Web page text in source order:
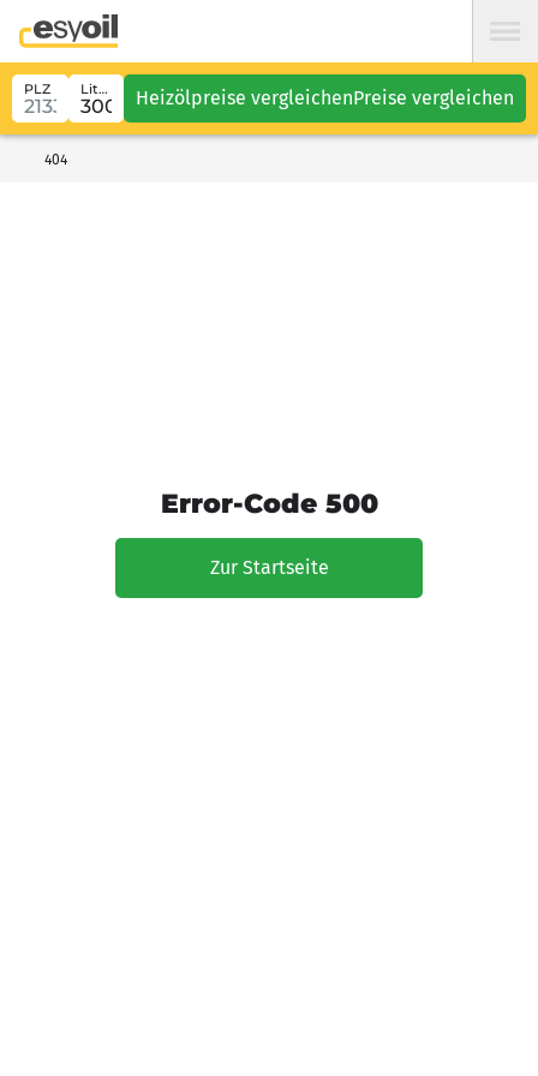
PLZ Liter Heizölpreise vergleichenPreise vergleichen
404
Error-Code 500
Zur Startseite